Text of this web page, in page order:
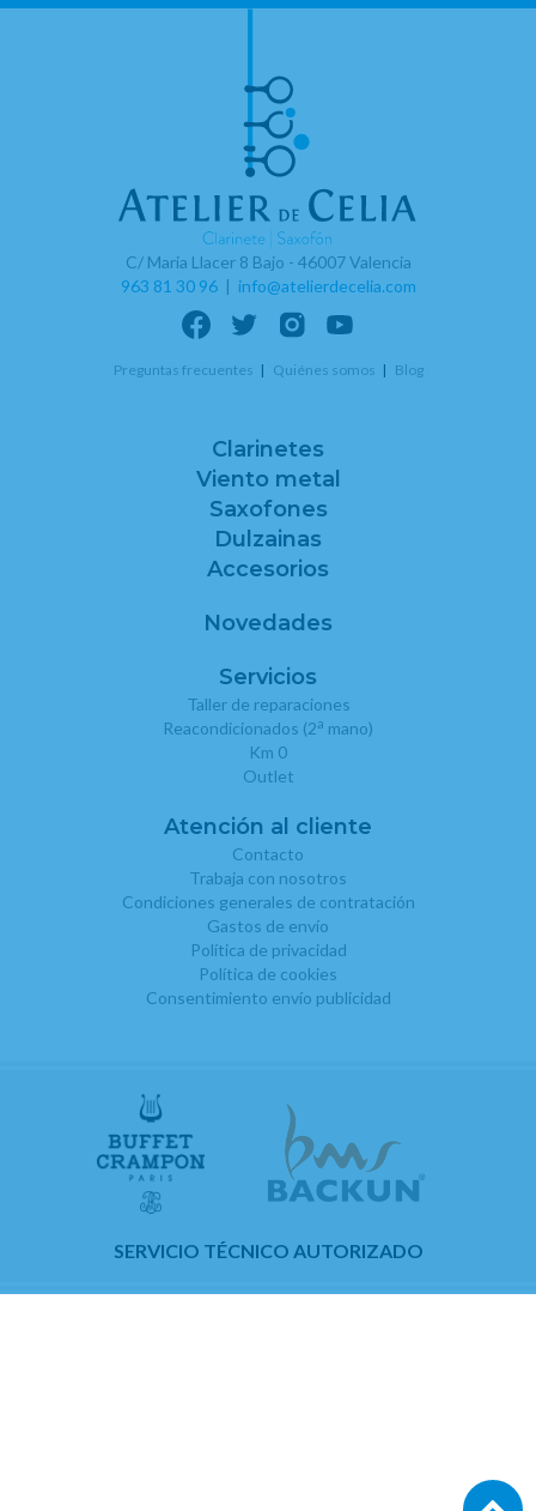
C/ Maria Llacer 8 Bajo - 46007 Valencia
963 81 30 96| info@atelierdecelia.com
Preguntas frecuentes Quiénes somos Blog
Clarinetes
Viento metal
Saxofones
Dulzainas
Accesorios
Novedades
Servicios
Taller de reparaciones
Reacondicionados (2a mano)
Km 0
Outlet
Atención al cliente
Contacto
Trabaja con nosotros
Condiciones generales de contratación
Gastos de envío
Política de privacidad
Política de cookies
Consentimiento envío publicidad
SERVICIO TÉCNICO AUTORIZADO